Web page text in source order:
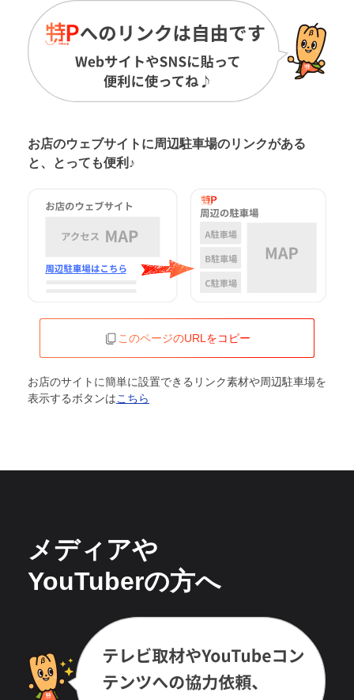
お店のウェブサイトに周辺駐車場のリンクがある
と、とっても便利♪
このページのURLをコピー
お店のサイトに簡単に設置できるリンク素材や周辺駐車場を
表示するボタンはこちら
メディアや
YouTuberの方へ